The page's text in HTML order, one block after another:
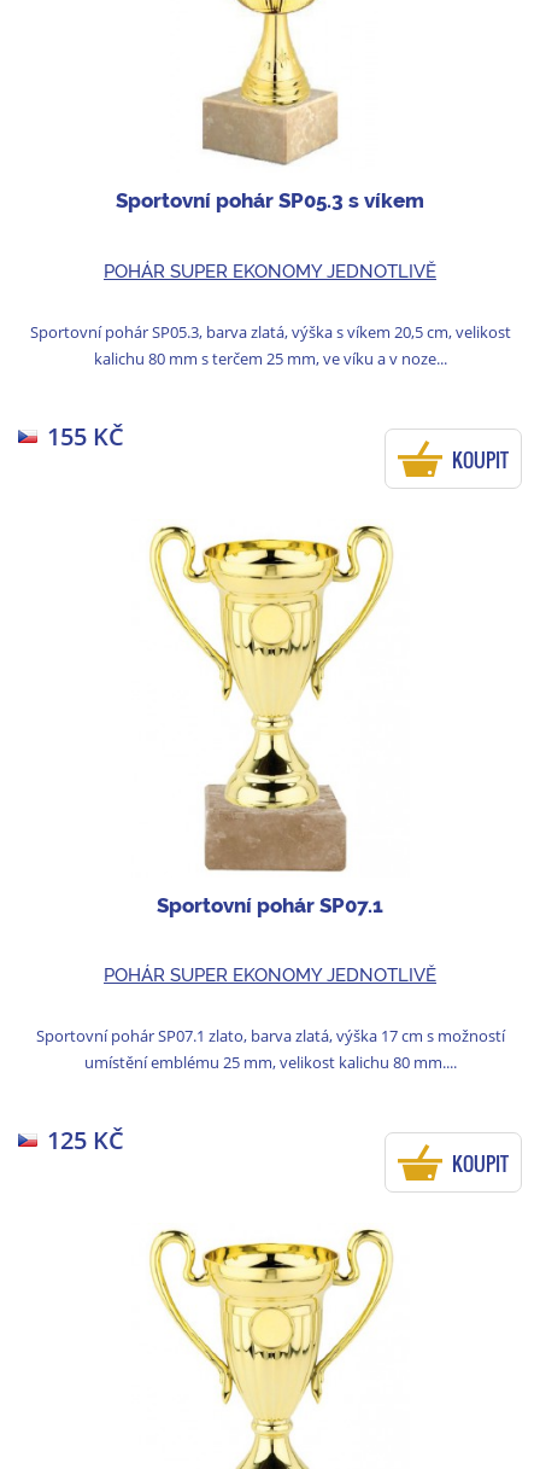
Sportovní pohár SP05.3 s víkem
POHÁR SUPER EKONOMY JEDNOTLIVĚ
Sportovní pohár SP05.3, barva zlatá, výška s víkem 20,5 cm, velikost
kalichu 80 mm s terčem 25 mm, ve víku a v noze...
155 KČ
KOUPIT
Sportovní pohár SP07.1
POHÁR SUPER EKONOMY JEDNOTLIVĚ
Sportovní pohár SP07.1 zlato, barva zlatá, výška 17 cm s možností
umístění emblému 25 mm, velikost kalichu 80 mm....
125 KČ
KOUPIT